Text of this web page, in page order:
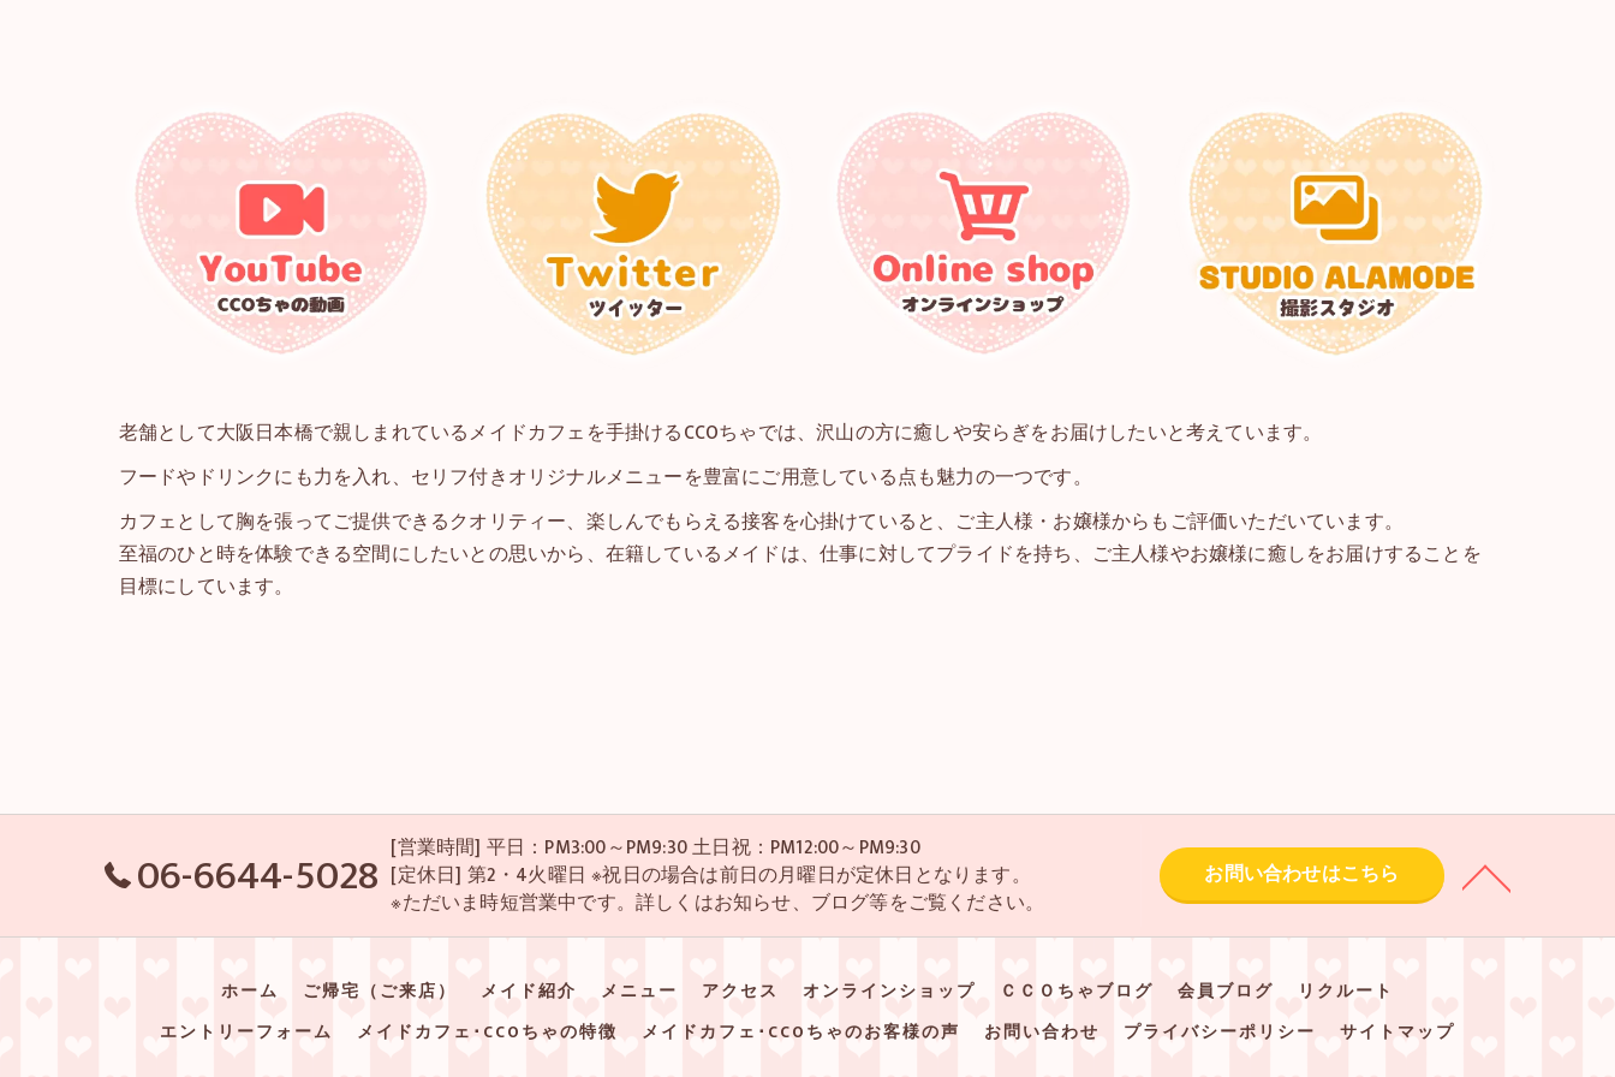
老舗として大阪日本橋で親しまれているメイドカフェを手掛けるCCOちゃでは、沢山の方に癒しや安らぎをお届けしたいと考えています。
フードやドリンクにも力を入れ、セリフ付きオリジナルメニューを豊富にご用意している点も魅力の一つです。
カフェとして胸を張ってご提供できるクオリティー、楽しんでもらえる接客を心掛けていると、ご主人様・お嬢様からもご評価いただいています。
至福のひと時を体験できる空間にしたいとの思いから、在籍しているメイドは、仕事に対してプライドを持ち、ご主人様やお嬢様に癒しをお届けすることを
目標にしています。
06-6644-5028 [営業時間] 平日：PM3:00～PM9:30 土日祝：PM12:00～PM9:30
[定休日] 第2・4火曜日 ※祝日の場合は前日の月曜日が定休日となります。
※ただいま時短営業中です。詳しくはお知らせ、ブログ等をご覧ください。
お問い合わせはこちら
ホーム ご帰宅（ご来店） メイド紹介 メニュー アクセス オンラインショップ ＣＣＯちゃブログ 会員ブログ
リクルート
エントリーフォーム
メイドカフェ･CCOちゃの特徴 メイドカフェ･CCOちゃのお客様の声 お問い合わせ プライバシーポリシー サイトマップ